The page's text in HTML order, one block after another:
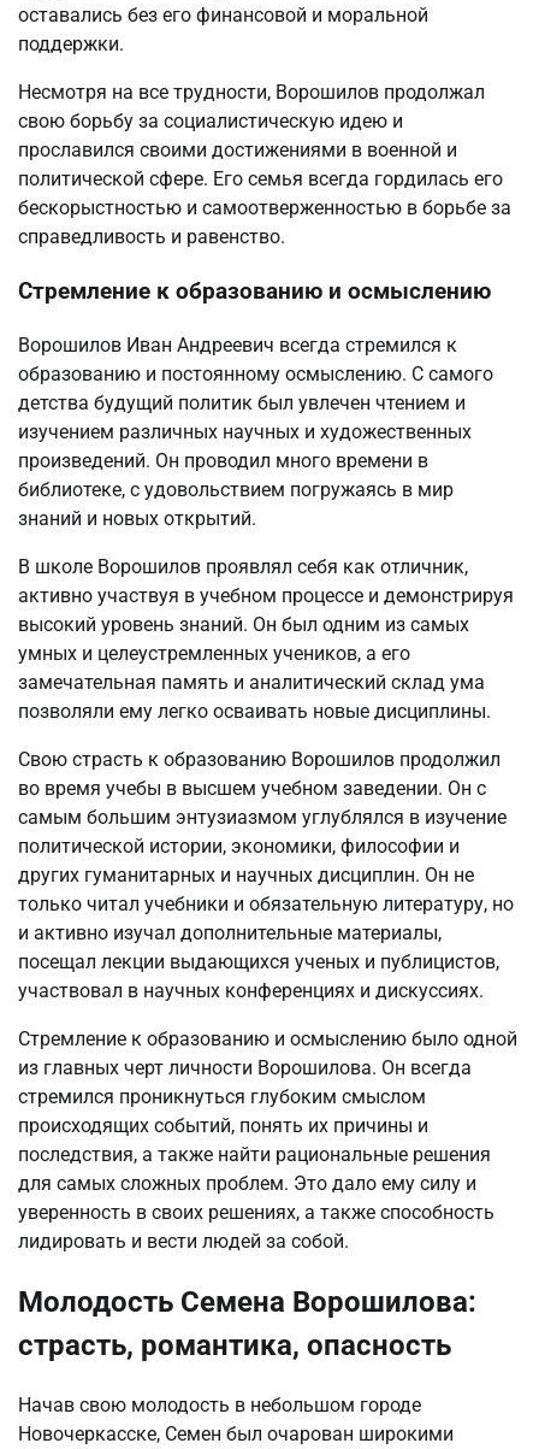
оставались без его финансовой и моральной
поддержки.
Несмотря на все трудности, Ворошилов продолжал
свою борьбу за социалистическую идею и
прославился своими достижениями в военной и
политической сфере. Его семья всегда гордилась его
бескорыстностью и самоотверженностью в борьбе за
справедливость и равенство.
Стремление к образованию и осмыслению
Ворошилов Иван Андреевич всегда стремился к
образованию и постоянному осмыслению. С самого
детства будущий политик был увлечен чтением и
изучением различных научных и художественных
произведений. Он проводил много времени в
библиотеке, с удовольствием погружаясь в мир
знаний и новых открытий.
В школе Ворошилов проявлял себя как отличник,
активно участвуя в учебном процессе и демонстрируя
высокий уровень знаний. Он был одним из самых
умных и целеустремленных учеников, а его
замечательная память и аналитический склад ума
позволяли ему легко осваивать новые дисциплины.
Свою страсть к образованию Ворошилов продолжил
во время учебы в высшем учебном заведении. Он с
самым большим энтузиазмом углублялся в изучение
политической истории, экономики, философии и
других гуманитарных и научных дисциплин. Он не
только читал учебники и обязательную литературу, но
и активно изучал дополнительные материалы,
посещал лекции выдающихся ученых и публицистов,
участвовал в научных конференциях и дискуссиях.
Стремление к образованию и осмыслению было одной
из главных черт личности Ворошилова. Он всегда
стремился проникнуться глубоким смыслом
происходящих событий, понять их причины и
последствия, а также найти рациональные решения
для самых сложных проблем. Это дало ему силу и
уверенность в своих решениях, а также способность
лидировать и вести людей за собой.
Молодость Семена Ворошилова:
страсть, романтика, опасность
Начав свою молодость в небольшом городе
Новочеркасске, Семен был очарован широкими